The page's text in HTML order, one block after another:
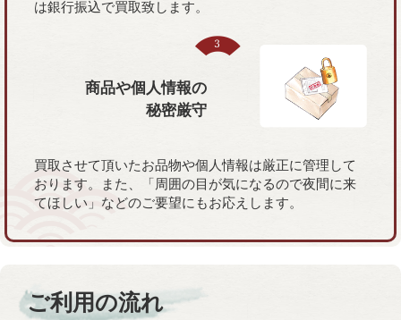
は銀行振込で買取致します。
商品や個人情報の
秘密厳守
買取させて頂いたお品物や個人情報は厳正に管理して
おります。また、「周囲の目が気になるので夜間に来
てほしい」などのご要望にもお応えします。
ご利用の流れ